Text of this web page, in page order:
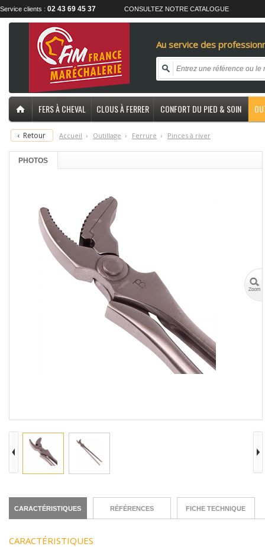
Service clients : 02 43 69 45 37 CONSULTEZ NOTRE CATALOGUE
Au service des
FERS À CHEVAL CLOUS À FERRER CONFORT DU PIED & SOIN
‹ Retour Accueil › Outillage › Ferrure › Pinces à river
PHOTOS
CARACTÉRISTIQUES RÉFÉRENCES FICHE TECHNIQUE
CARACTÉRISTIQUES